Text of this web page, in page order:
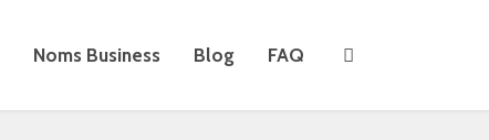
Noms Business Blog FAQ